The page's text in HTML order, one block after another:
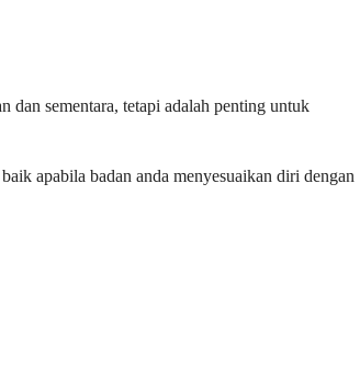
dan sementara, tetapi adalah penting untuk
apabila badan anda menyesuaikan diri dengan